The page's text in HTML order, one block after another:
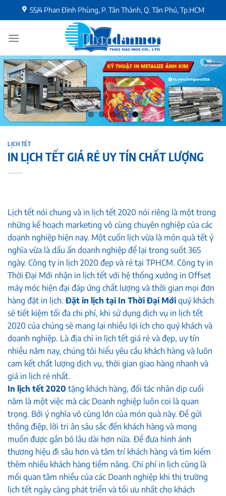
Chuyển
đến
dung
55/4 Phan Đình Phùng, P. Tân Thành, Q. Tân Phú, Tp.HCM
LỊCH TẾT
IN LỊCH TẾT GIÁ RẺ UY TÍN CHẤT LƯỢNG
Lịch tết nói chung và in lịch tết 2020 nói riêng là một trong
những kế hoạch marketing vô cùng chuyên nghiệp của các
doanh nghiệp hiện nay. Một cuốn lịch vừa là món quà tết ý
nghĩa vừa là dấu ấn doanh nghiệp để lại trong suốt 365
ngày. Công ty in lịch 2020 đẹp và rẻ tại TPHCM. Công ty in
Thời Đại Mới nhận in lịch tết với hệ thống xưởng in Offset
máy móc hiện đại đáp ứng chất lượng và thời gian mọi đơn
hàng đặt in lịch. Đặt in lịch tại In Thời Đại Mới quý khách
sẽ tiết kiệm tối đa chi phí, khi sử dụng dịch vụ in lịch tết
2020 của chúng sẽ mang lại nhiều lợi ích cho quý khách và
doanh nghiệp. Là địa chỉ in lịch tết giá rẻ và đẹp, uy tín
nhiều năm nay, chúng tôi hiểu yêu cầu khách hàng và luôn
cam kết chất lượng dịch vụ, thời gian giao hàng nhanh và
giá in lịch rẻ nhất.
In lịch tết 2020 tặng khách hàng, đối tác nhân dịp cuối
năm là một việc mà các Doanh nghiệp luôn coi là quan
trọng. Bởi ý nghĩa vô cùng lớn của món quà này. Để gửi
thông điệp, lời tri ân sâu sắc đến khách hàng và mong
muốn được gắn bó lâu dài hơn nữa. Để đưa hình ảnh
thương hiệu đi sâu hơn và tâm trí khách hàng và tìm kiếm
thêm nhiều khách hàng tiềm năng. Chi phí in lịch cũng là
mối quan tâm nhiều của các Doanh nghiệp khi thị trường
lịch tết ngày càng phát triển và tối ưu nhất cho khách